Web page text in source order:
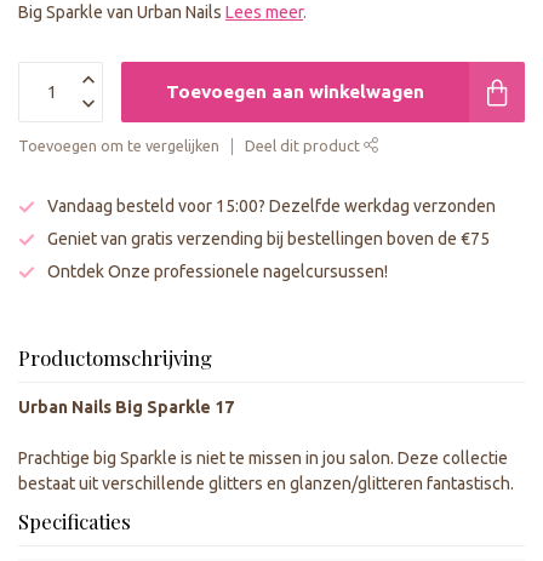
Big Sparkle van Urban Nails Lees meer.
Toevoegen aan winkelwagen
Toevoegen om te vergelijken Deel dit product
Vandaag besteld voor 15:00? Dezelfde werkdag verzonden
Geniet van gratis verzending bij bestellingen boven de €75
Ontdek Onze professionele nagelcursussen!
Productomschrijving
Urban Nails Big Sparkle 17
Prachtige big Sparkle is niet te missen in jou salon. Deze collectie
bestaat uit verschillende glitters en glanzen/glitteren fantastisch.
Specificaties